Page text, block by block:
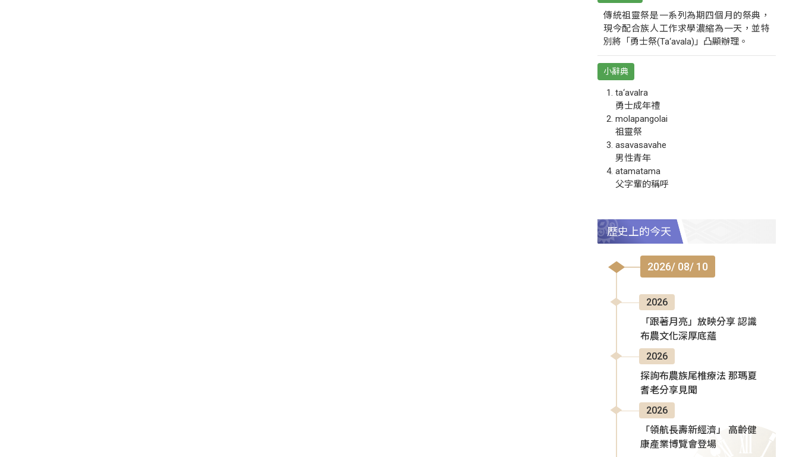
傳統祖靈祭是一系列為期四個月的祭典，
現今配合族人工作求學濃縮為一天，並特
別將「勇士祭(Ta‘avala)」凸顯辦理。
小辭典
ta‘avalra
勇士成年禮
molapangolai
祖靈祭
asavasavahe
男性青年
atamatama
父字輩的稱呼
歷史上的今天
2026/ 08/ 10
2026
「跟著月亮」放映分享 認識
布農文化深厚底蘊
2026
探詢布農族尾椎療法 那瑪夏
耆老分享見聞
2026
「領航長壽新經濟」 高齡健
康產業博覽會登場